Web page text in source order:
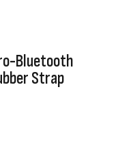
Bluetooth
Strap